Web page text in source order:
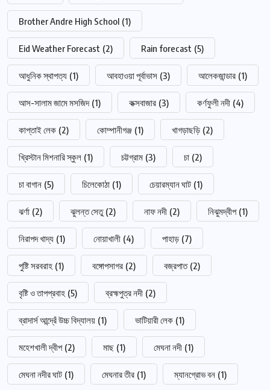
Brother Andre High School (1)
Eid Weather Forecast (2) Rain forecast (5)
আধুনিক স্থাপত্য (1) আবহাওয়া পূর্বাভাস (3) আলেকজান্ডার (1)
আস-সালাম জামে মসজিদ (1) কক্সবাজার (3) কর্ণফুলী নদী (4)
কাপ্তাই লেক (2) কোম্পানীগঞ্জ (1) খাগড়াছড়ি (2)
খ্রিস্টান মিশনারি স্কুল (1) চট্টগ্রাম (3) চা (2)
চা বাগান (5) চিলেকোঠা (1) চেয়ারম্যান ঘাট (1)
ঝর্ণা (2) ঝুলন্ত সেতু (2) নাফ নদী (2) নিঝুমদ্বীপ (1)
নিরাপদ খাদ্য (1) নোয়াখালী (4) পাহাড় (7)
পুষ্টি সরবরাহ (1) বঙ্গোপসাগর (2) বজ্রপাত (2)
বৃষ্টি ও তাপপ্রবাহ (5) ব্রহ্মপুত্র নদী (2)
ব্রাদার্স আন্দ্রেঁ উচ্চ বিদ্যালয় (1) ভাটিয়ারী লেক (1)
মহেশখালী দ্বীপ (2) মাছ (1) মেঘনা নদী (1)
মেঘনা নদীর ঘাট (1) মেঘনার তীর (1) ম্যানগ্রোভ বন (1)